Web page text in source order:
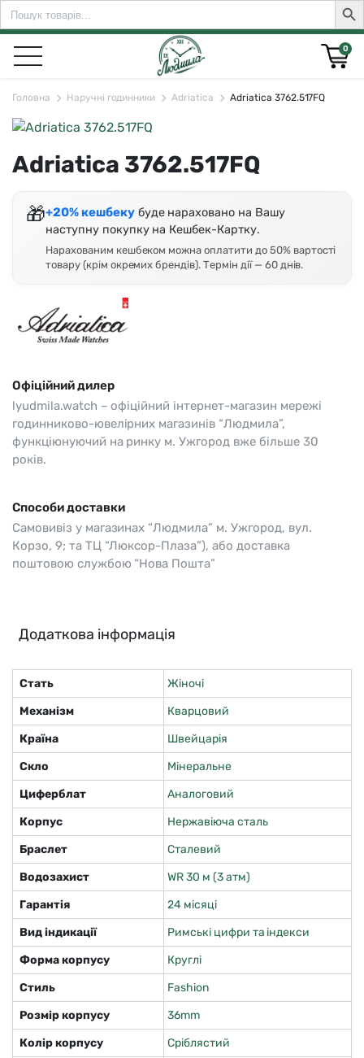
Search
for:
0
Головна Наручні годинники Adriatica Adriatica 3762.517FQ
Adriatica 3762.517FQ
🎁+20% кешбекубуде нараховано на Вашу
наступну покупку на Кешбек-Картку.
Нарахованим кешбеком можна оплатити до 50% вартості
товару (крім окремих брендів). Термін дії — 60 днів.
Офіційний дилер
lyudmila.watch – офіційний інтернет-магазин мережі
годинниково-ювелірних магазинів “Людмила”,
функціюнуючий на ринку м. Ужгород вже більше 30
років.
Способи доставки
Самовивіз у магазинах “Людмила” м. Ужгород, вул.
Корзо, 9; та ТЦ “Люксор-Плаза”), або доставка
поштовою службою “Нова Пошта”
Додаткова інформація
Стать
Жіночі
Механізм
Кварцовий
Країна
Швейцарія
Скло
Мінеральне
Циферблат
Аналоговий
Корпус
Нержавіюча сталь
Браслет
Сталевий
Водозахист
WR 30 м (3 атм)
Гарантія
24 місяці
Вид індикації
Римські цифри та індекси
Форма корпусу
Круглі
Стиль
Fashion
Розмір корпусу
36mm
Колір корпусу
Сріблястий